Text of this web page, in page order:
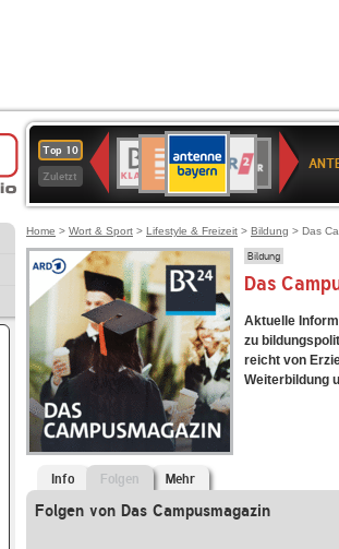
Top 10
Zuletzt
Deutschlandfunk
80er
90er
OLDIE
ANTENNE
SWR3
WDR
4
BR-
KLASSIK
Deutschlandfunk
KulturBAYERN
2
SWR
Kultur
NDR
2
Home > Wort & Sport > Lifestyle & Freizeit > Bildung > Das
Bildung
Das
Aktuelle
zu
reicht von
Weiterbildung
Info Folgen Mehr
Folgen von Das Campusmagazin